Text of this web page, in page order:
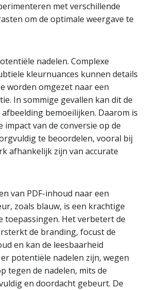
met verschillende
om de optimale weergave te
nadelen. Complexe
kleurnuances kunnen details
worden omgezet naar een
In sommige gevallen kan dit de
bemoeilijken. Daarom is
van de conversie op de
te beoordelen, vooral bij
afhankelijk zijn van accurate
van PDF-inhoud naar een
zoals blauw, is een krachtige
toepassingen. Het verbetert de
de branding, focust de
en kan de leesbaarheid
potentiële nadelen zijn, wegen
tegen de nadelen, mits de
en doordacht gebeurt. De